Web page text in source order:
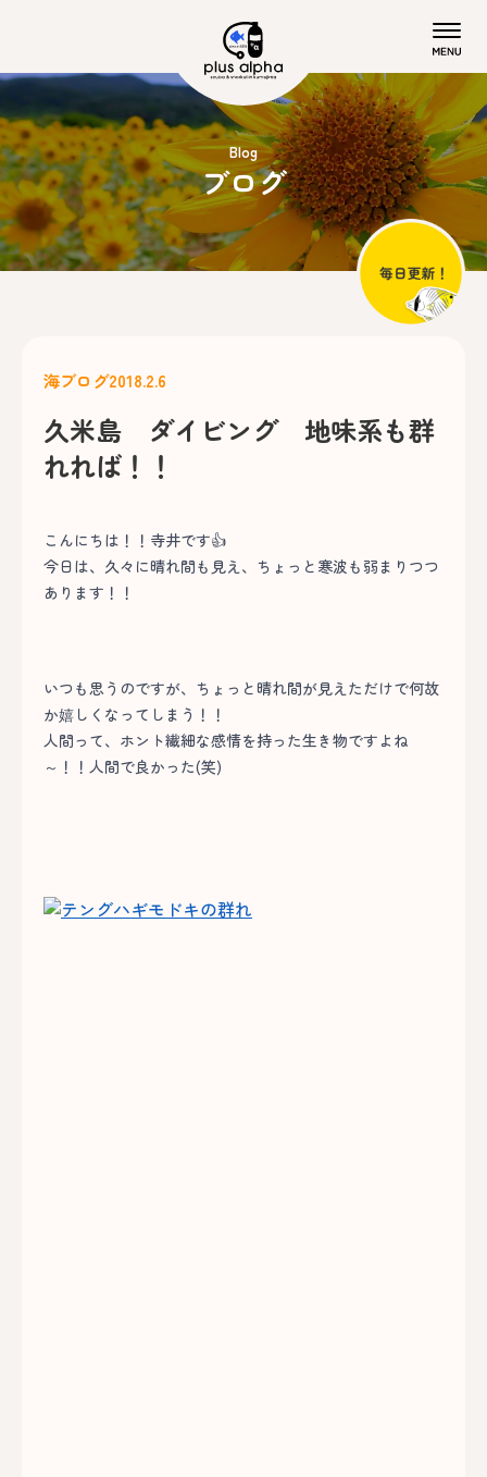
Blog
ブログ
海ブログ2018.2.6
久米島 ダイビング 地味系も群
れれば！！
こんにちは！！寺井です👍
今日は、久々に晴れ間も見え、ちょっと寒波も弱まりつつ
あります！！
いつも思うのですが、ちょっと晴れ間が見えただけで何故
か嬉しくなってしまう！！
人間って、ホント繊細な感情を持った生き物ですよね
～！！人間で良かった(笑)